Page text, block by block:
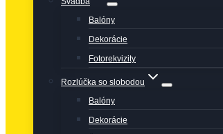
Balóny
Dekorácie
Fotorekvizity
Rozlúčka so slobodou
Balóny
Dekorácie